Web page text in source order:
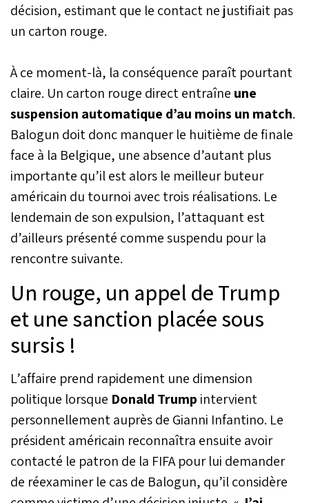
décision, estimant que le contact ne justifiait pas
un carton rouge.
À ce moment-là, la conséquence paraît pourtant
claire. Un carton rouge direct entraîne une
suspension automatique d’au moins un match.
Balogun doit donc manquer le huitième de finale
face à la Belgique, une absence d’autant plus
importante qu’il est alors le meilleur buteur
américain du tournoi avec trois réalisations. Le
lendemain de son expulsion, l’attaquant est
d’ailleurs présenté comme suspendu pour la
rencontre suivante.
Un rouge, un appel de Trump
et une sanction placée sous
sursis !
L’affaire prend rapidement une dimension
politique lorsque Donald Trump intervient
personnellement auprès de Gianni Infantino. Le
président américain reconnaîtra ensuite avoir
contacté le patron de la FIFA pour lui demander
de réexaminer le cas de Balogun, qu’il considère